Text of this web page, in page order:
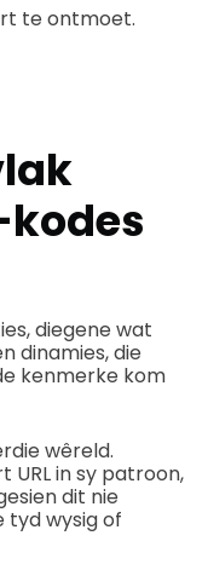
te ontmoet.
diegene wat
dinamies, die
kenmerke kom
wêreld.
URL in sy patroon,
dit nie
tyd wysig of